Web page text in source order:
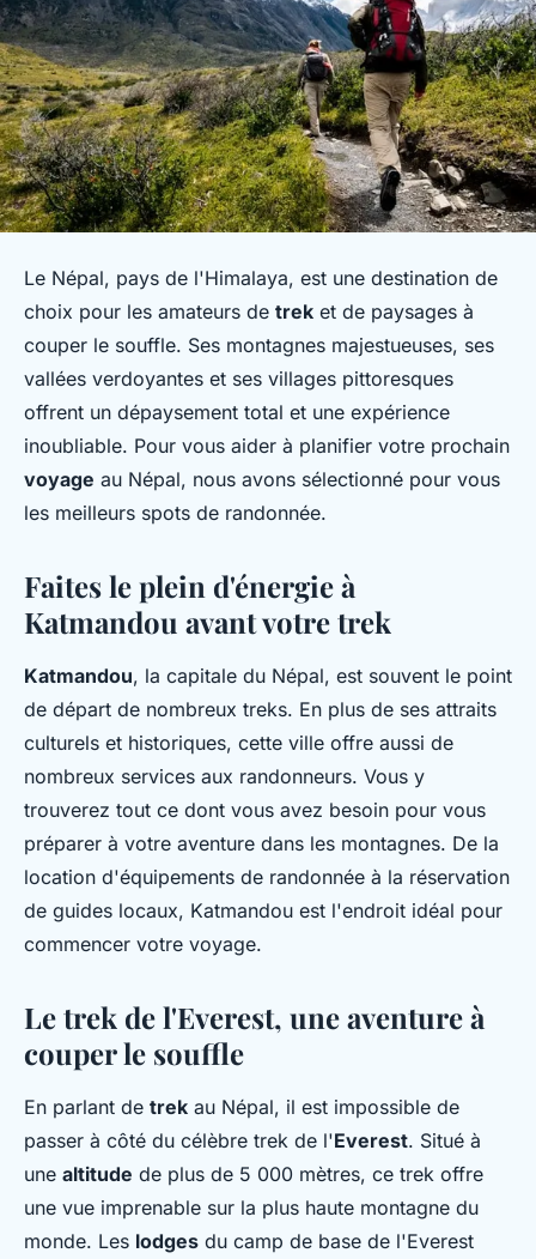
Le Népal, pays de l'Himalaya, est une destination de
choix pour les amateurs de trek et de paysages à
couper le souffle. Ses montagnes majestueuses, ses
vallées verdoyantes et ses villages pittoresques
offrent un dépaysement total et une expérience
inoubliable. Pour vous aider à planifier votre prochain
voyage au Népal, nous avons sélectionné pour vous
les meilleurs spots de randonnée.
Faites le plein d'énergie à
Katmandou avant votre trek
Katmandou, la capitale du Népal, est souvent le point
de départ de nombreux treks. En plus de ses attraits
culturels et historiques, cette ville offre aussi de
nombreux services aux randonneurs. Vous y
trouverez tout ce dont vous avez besoin pour vous
préparer à votre aventure dans les montagnes. De la
location d'équipements de randonnée à la réservation
de guides locaux, Katmandou est l'endroit idéal pour
commencer votre voyage.
Le trek de l'Everest, une aventure à
couper le souffle
En parlant de trek au Népal, il est impossible de
passer à côté du célèbre trek de l'Everest. Situé à
une altitude de plus de 5 000 mètres, ce trek offre
une vue imprenable sur la plus haute montagne du
monde. Les lodges du camp de base de l'Everest